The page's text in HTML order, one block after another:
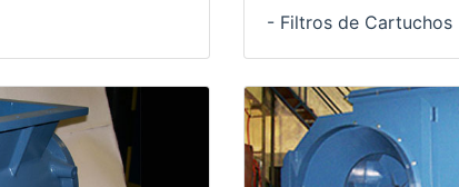
- Filtros de Cartuchos